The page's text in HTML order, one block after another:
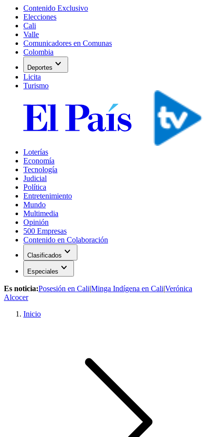
Contenido Exclusivo
Elecciones
Cali
Valle
Comunicadores en Comunas
Colombia
Deportes expand_more
Licita
Turismo
Loterías
Economía
Tecnología
Judicial
Política
Entretenimiento
Mundo
Multimedia
Opinión
500 Empresas
Contenido en Colaboración
Clasificados expand_more
Especiales expand_more
Es noticia:Posesión en Cali|Minga Indígena en Cali|Verónica
Alcocer
Inicio